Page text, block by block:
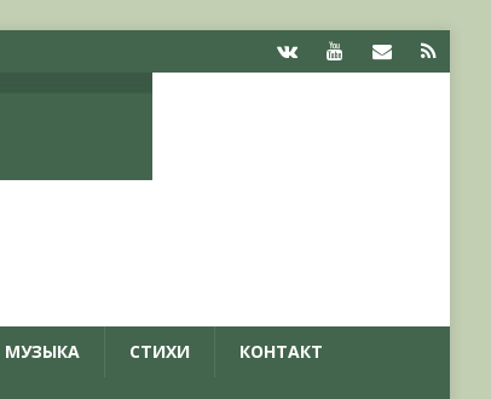
МУЗЫКА СТИХИ КОНТАКТ